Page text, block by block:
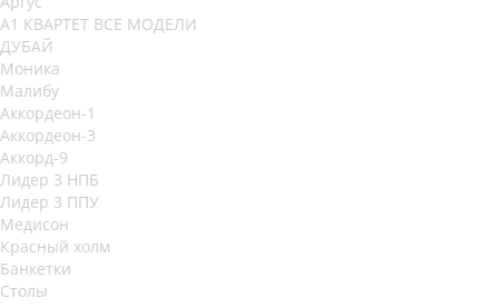
А1 КВАРТЕТ ВСЕ МОДЕЛИ
ДУБАЙ
Моника
Малибу
Аккордеон-1
Аккордеон-3
Аккорд-9
Лидер 3 НПБ
Лидер 3 ППУ
Медисон
Красный холм
Банкетки
Столы